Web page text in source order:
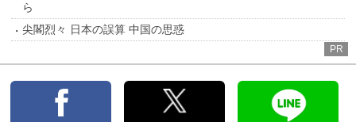
ら
尖閣烈々 日本の誤算 中国の思惑
PR